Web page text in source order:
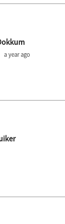
a year ago